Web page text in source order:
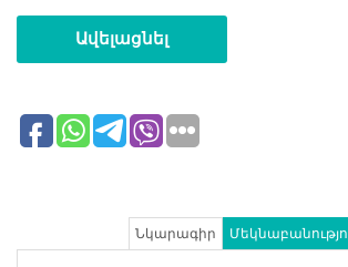
Ավելացնել
Նկարագիր